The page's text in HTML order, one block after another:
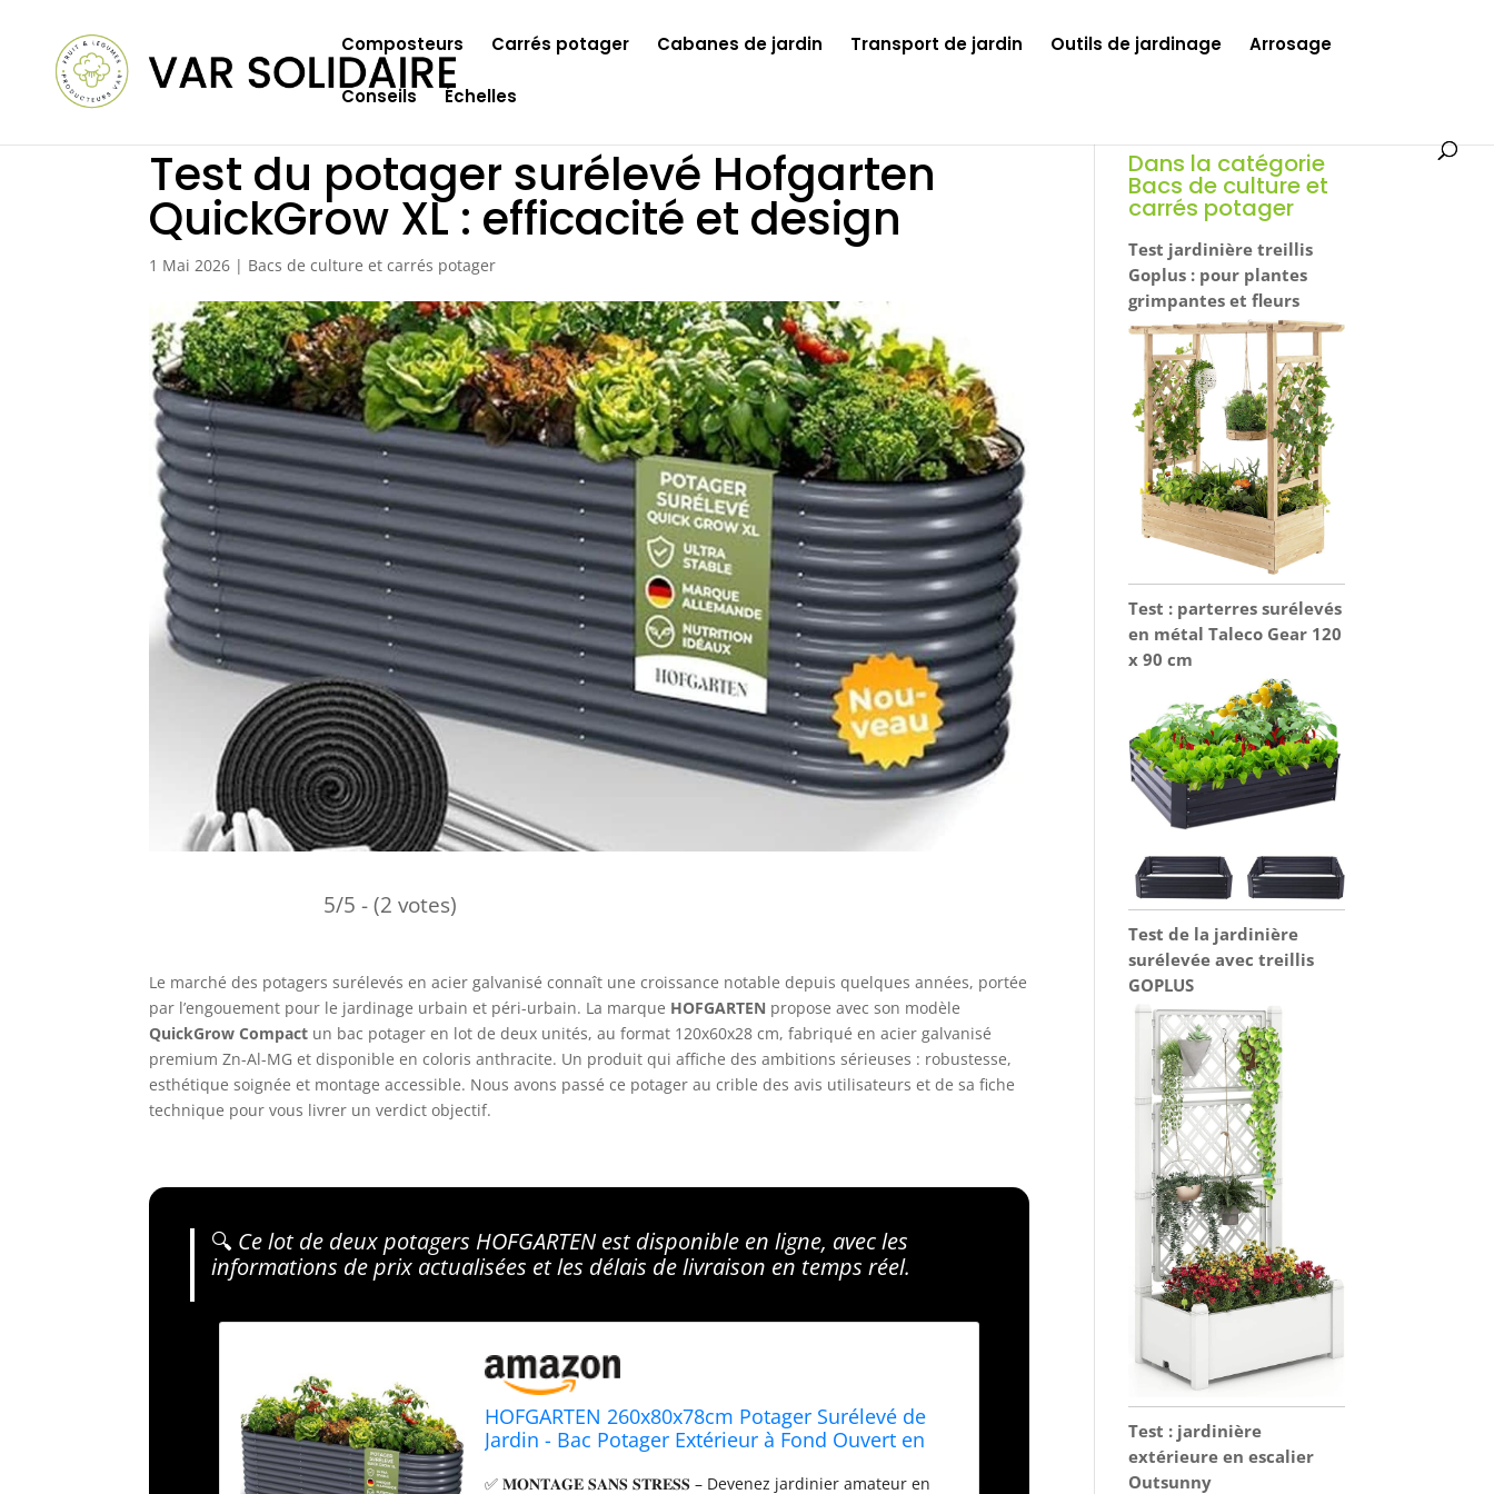
Composteurs Carrés potager Cabanes de jardin Transport de jardin Outils de jardinage Arrosage
Conseils Échelles
Test du potager surélevé Hofgarten
QuickGrow XL : efficacité et design
1 Mai 2026 | Bacs de culture et carrés potager
5/5 - (2 votes)
Le marché des potagers surélevés en acier galvanisé connaît une croissance notable depuis quelques années, portée
par l’engouement pour le jardinage urbain et péri-urbain. La marque HOFGARTEN propose avec son modèle
QuickGrow Compact un bac potager en lot de deux unités, au format 120x60x28 cm, fabriqué en acier galvanisé
premium Zn-Al-MG et disponible en coloris anthracite. Un produit qui affiche des ambitions sérieuses : robustesse,
esthétique soignée et montage accessible. Nous avons passé ce potager au crible des avis utilisateurs et de sa fiche
technique pour vous livrer un verdict objectif.
🔍 Ce lot de deux potagers HOFGARTEN est disponible en ligne, avec les
informations de prix actualisées et les délais de livraison en temps réel.
HOFGARTEN 260x80x78cm Potager Surélevé de
Jardin - Bac Potager Extérieur à Fond Ouvert en
Antirouille - Modèle QuickGrow XL (Anthracite)
✅ 𝐌𝐎𝐍𝐓𝐀𝐆𝐄 𝐒𝐀𝐍𝐒 𝐒𝐓𝐑𝐄𝐒𝐒 – Devenez jardinier amateur en
Dans la catégorie
Bacs de culture et
carrés potager
Test jardinière treillis
Goplus : pour plantes
grimpantes et fleurs
Test : parterres surélevés
en métal Taleco Gear 120
x 90 cm
Test de la jardinière
surélevée avec treillis
GOPLUS
Test : jardinière
extérieure en escalier
Outsunny